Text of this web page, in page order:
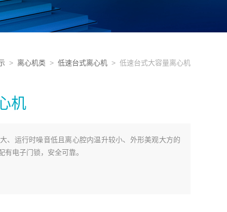
> 离心机类 > 低速台式离心机 > 低速台式大容量离心机
机
、运行时噪音低且离心腔内温升较小、外形美观大方的
电子门锁，安全可靠。